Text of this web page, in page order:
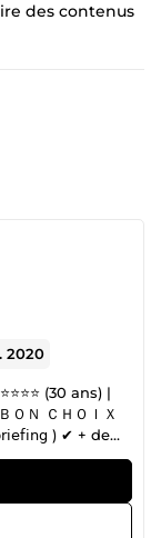
des contenus
2020
(30 ans) |
) ✔ + de
𝖵𝗂𝖽𝖾𝗈𝗌
𝖵𝗂𝖽𝖾𝗈 𝖺 𝖯𝗅𝖾𝗂𝗇
✧